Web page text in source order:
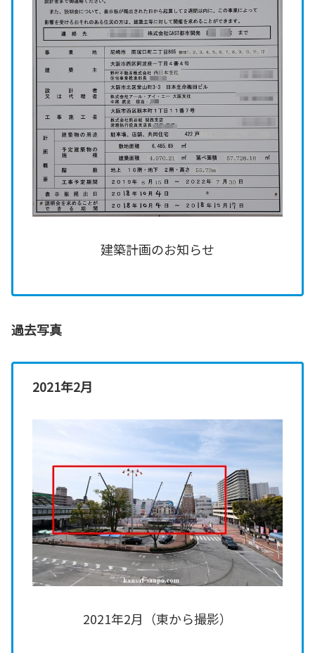
建築計画のお知らせ
過去写真
2021年2月
2021年2月（東から撮影）